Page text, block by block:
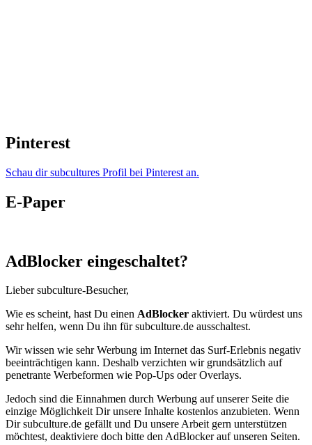
Pinterest
Schau dir subcultures Profil bei Pinterest an.
E-Paper
AdBlocker eingeschaltet?
Lieber subculture-Besucher,
Wie es scheint, hast Du einen AdBlocker aktiviert. Du würdest uns
sehr helfen, wenn Du ihn für subculture.de ausschaltest.
Wir wissen wie sehr Werbung im Internet das Surf-Erlebnis negativ
beeinträchtigen kann. Deshalb verzichten wir grundsätzlich auf
penetrante Werbeformen wie Pop-Ups oder Overlays.
Jedoch sind die Einnahmen durch Werbung auf unserer Seite die
einzige Möglichkeit Dir unsere Inhalte kostenlos anzubieten. Wenn
Dir subculture.de gefällt und Du unsere Arbeit gern unterstützen
möchtest, deaktiviere doch bitte den AdBlocker auf unseren Seiten.